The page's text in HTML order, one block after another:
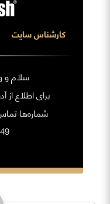
کارشناس سایت
سلام
برای اطلاع